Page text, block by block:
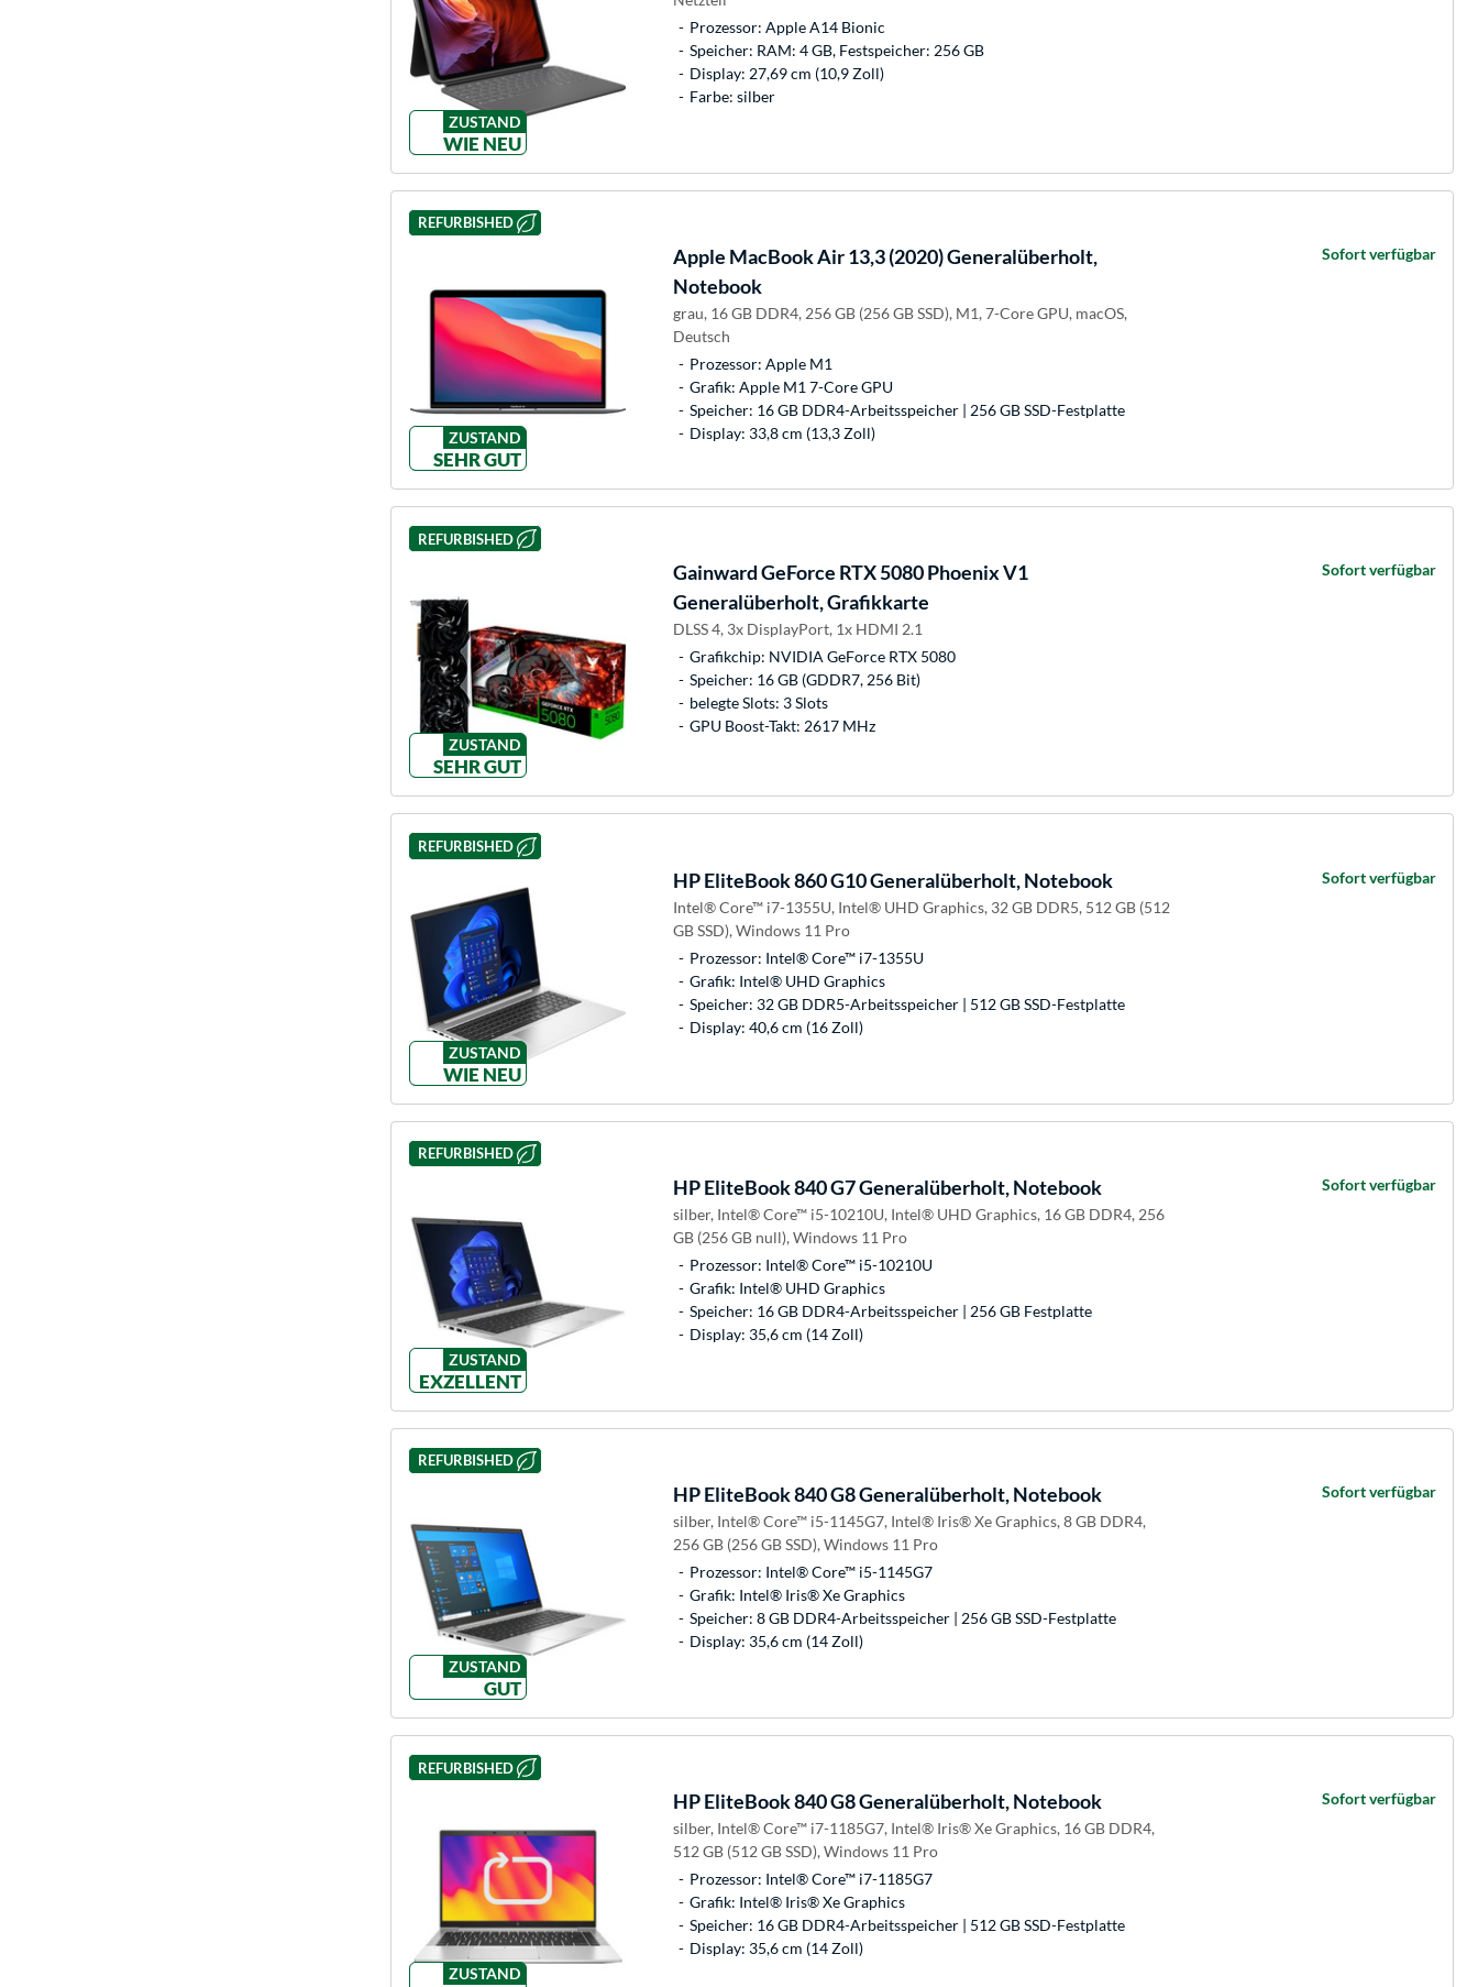
ZUSTAND
WIE NEU
Prozessor: Apple A14 Bionic
Speicher: RAM: 4 GB, Festspeicher: 256 GB
Display: 27,69 cm (10,9 Zoll)
Farbe: silber
REFURBISHED
ZUSTAND
SEHR GUT
Apple MacBook Air 13,3 (2020) Generalüberholt,
Notebook
grau, 16 GB DDR4, 256 GB (256 GB SSD), M1, 7-Core GPU, macOS,
Deutsch
Prozessor: Apple M1
Grafik: Apple M1 7-Core GPU
Speicher: 16 GB DDR4-Arbeitsspeicher | 256 GB SSD-Festplatte
Display: 33,8 cm (13,3 Zoll)
Sofort verfügbar
REFURBISHED
ZUSTAND
SEHR GUT
GainwardGeForce RTX 5080 Phoenix V1
Generalüberholt, Grafikkarte
DLSS 4, 3x DisplayPort, 1x HDMI 2.1
Grafikchip: NVIDIA GeForce RTX 5080
Speicher: 16 GB (GDDR7, 256 Bit)
belegte Slots: 3 Slots
GPU Boost-Takt: 2617 MHz
Sofort verfügbar
REFURBISHED
ZUSTAND
WIE NEU
HPEliteBook 860 G10 Generalüberholt, Notebook
Intel® Core™ i7-1355U, Intel® UHD Graphics, 32 GB DDR5, 512 GB (512
GB SSD), Windows 11 Pro
Prozessor: Intel® Core™ i7-1355U
Grafik: Intel® UHD Graphics
Speicher: 32 GB DDR5-Arbeitsspeicher | 512 GB SSD-Festplatte
Display: 40,6 cm (16 Zoll)
Sofort verfügbar
REFURBISHED
ZUSTAND
EXZELLENT
HPEliteBook 840 G7 Generalüberholt, Notebook
silber, Intel® Core™ i5-10210U, Intel® UHD Graphics, 16 GB DDR4, 256
GB (256 GB null), Windows 11 Pro
Prozessor: Intel® Core™ i5-10210U
Grafik: Intel® UHD Graphics
Speicher: 16 GB DDR4-Arbeitsspeicher | 256 GB Festplatte
Display: 35,6 cm (14 Zoll)
Sofort verfügbar
REFURBISHED
ZUSTAND
GUT
HPEliteBook 840 G8 Generalüberholt, Notebook
silber, Intel® Core™ i5-1145G7, Intel® Iris® Xe Graphics, 8 GB DDR4,
256 GB (256 GB SSD), Windows 11 Pro
Prozessor: Intel® Core™ i5-1145G7
Grafik: Intel® Iris® Xe Graphics
Speicher: 8 GB DDR4-Arbeitsspeicher | 256 GB SSD-Festplatte
Display: 35,6 cm (14 Zoll)
Sofort verfügbar
REFURBISHED
ZUSTAND
HPEliteBook 840 G8 Generalüberholt, Notebook
silber, Intel® Core™ i7-1185G7, Intel® Iris® Xe Graphics, 16 GB DDR4,
512 GB (512 GB SSD), Windows 11 Pro
Prozessor: Intel® Core™ i7-1185G7
Grafik: Intel® Iris® Xe Graphics
Speicher: 16 GB DDR4-Arbeitsspeicher | 512 GB SSD-Festplatte
Display: 35,6 cm (14 Zoll)
Sofort verfügbar